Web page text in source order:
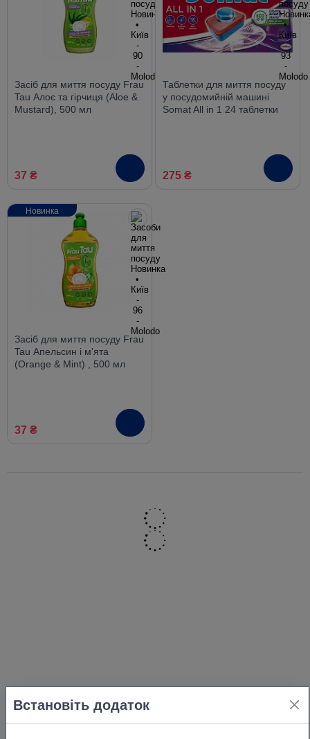
Засіб для миття посуду Frau
Tau Алоє та гірчиця (Aloe &
Mustard), 500 мл
37 ₴
Таблетки для миття посуду
у посудомийній машині
Somat All in 1 24 таблетки
275 ₴
Засіб для миття посуду Frau
Tau Апельсин і м'ята
(Orange & Mint) , 500 мл
37 ₴
Новинка
Встановіть додаток